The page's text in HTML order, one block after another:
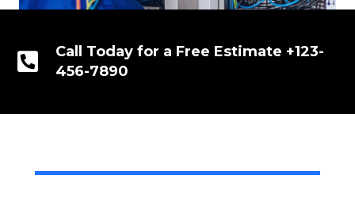
Call Today for a Free Estimate +123-
456-7890